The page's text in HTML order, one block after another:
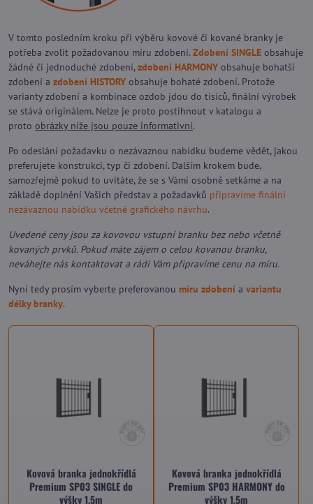
V tomto posledním kroku při výběru kovové či kované branky je
potřeba zvolit požadovanou míru zdobení. Zdobení SINGLE obsahuje
žádné či jednoduché zdobení,zdobení HARMONY obsahuje bohatší
zdobení a zdobení HISTORY obsahuje bohaté zdobení. Protože
varianty zdobení a kombinace ozdob jdou do tisíců, finální výrobek
se stává originálem. Nelze je proto postihnout v katalogu a
proto obrázky níže jsou pouze informativní.
Po odeslání požadavku o nezávaznou nabídku budeme vědět, jakou
preferujete konstrukci, typ či zdobení. Dalším krokem bude,
samozřejmě pokud to uvítáte, že se s Vámi osobně setkáme a na
základě doplnění Vašich představ a požadavků připravíme finální
nezávaznou nabídku včetně grafického návrhu.
Uvedené ceny jsou za kovovou vstupní branku bez nebo včetně
kovaných prvků. Pokud máte zájem o celou kovanou branku,
neváhejte nás kontaktovat a rádi Vám připravíme cenu na míru.
Nyní tedy prosím vyberte preferovanou míru zdobení a variantu
délky branky.
Kovová branka jednokřídlá
Premium SP03 SINGLE do
výšky 1,5m
Kovová branka jednokřídlá
Premium SP03 HARMONY do
výšky 1,5m